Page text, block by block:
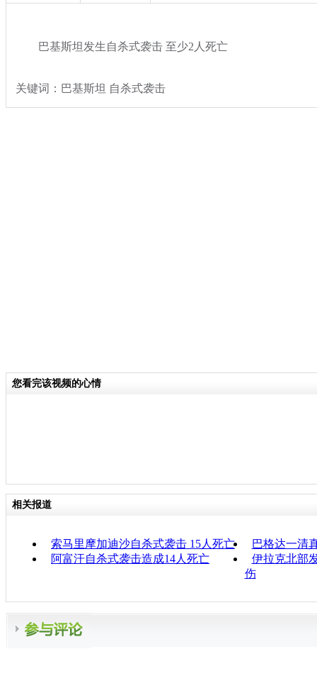
巴基斯坦发生自杀式袭击 至少2人死亡
关键词：巴基斯坦 自杀式袭击
您看完该视频的心情
相关报道
索马里摩加迪沙自杀式袭击 15人死亡
巴格达一清
阿富汗自杀式袭击造成14人死亡
伊拉克北部
伤